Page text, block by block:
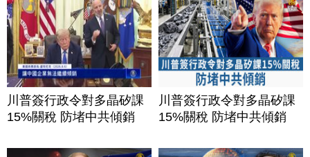
川普簽行政令對多晶矽課
15%關稅 防堵中共傾銷
川普簽行政令對多晶矽課
15%關稅 防堵中共傾銷